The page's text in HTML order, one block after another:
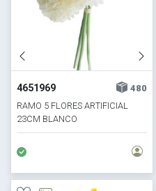
4651969
480
RAMO 5 FLORES ARTIFICIAL
23CM BLANCO